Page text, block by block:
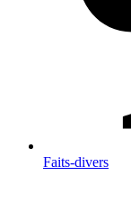
Faits-divers